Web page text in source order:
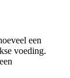
een
voeding.